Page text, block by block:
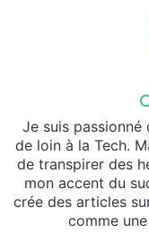
Je suis
de loin à la Tech.
de transpirer des
mon accent du
crée des articles
comme